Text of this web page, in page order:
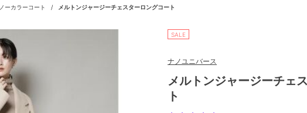
ノーカラーコート / メルトンジャージーチェスターロングコート
SALE
ナノユニバース
メルトンジャージーチェ
ト